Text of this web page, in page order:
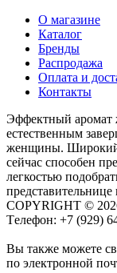
О магазине
Каталог
Бренды
Распродажа
Оплата и
Контакты
Эффектный аромат
естественным
женщины. Широкий
сейчас способен
легкостью
представительнице
COPYRIGHT ©
Tелефон: +7 (929)
Вы также можете
по электронной